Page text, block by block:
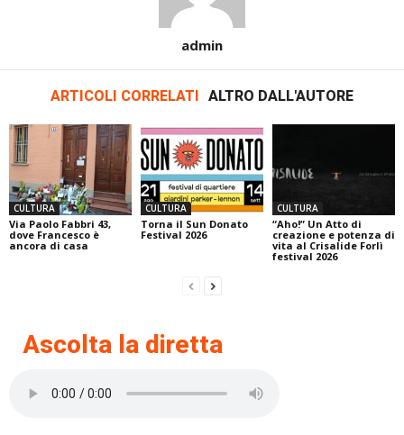
admin
ARTICOLI CORRELATI ALTRO DALL'AUTORE
CULTURA
Via Paolo Fabbri 43,
dove Francesco è
ancora di casa
CULTURA
Torna il Sun Donato
Festival 2026
CULTURA
“Aho!” Un Atto di
creazione e potenza di
vita al Crisalide Forlì
festival 2026
Ascolta la diretta